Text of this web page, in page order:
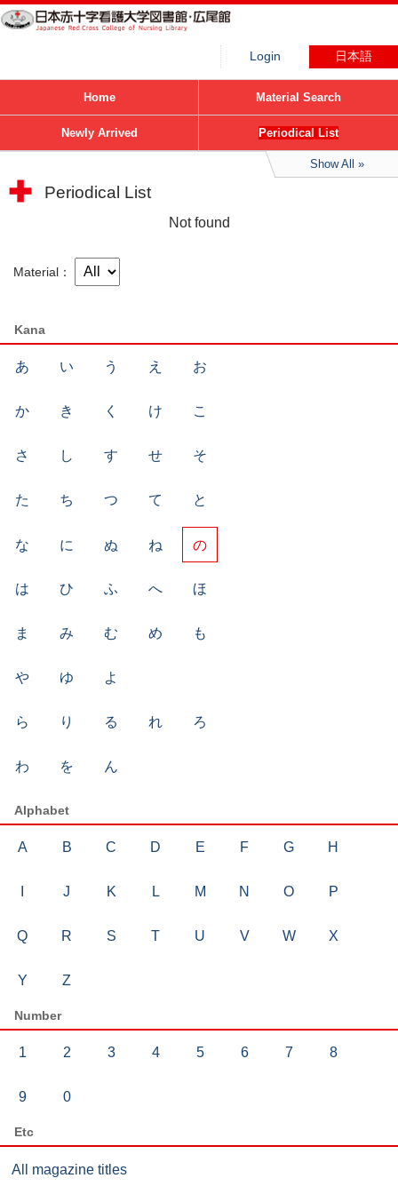
Login 日本語
Home Material Search
Newly Arrived Periodical List
Show All
Periodical List
Not found
Material
Kana
あ い う え お
か き く け こ
さ し す せ そ
た ち つ て と
な に ぬ ね の
は ひ ふ へ ほ
ま み む め も
や ゆ よ
ら り る れ ろ
わ を ん
Alphabet
A B C D E F G H
J K L M N O P
Q R S T U V W X
Y Z
Number
1 2 3 4 5 6 7 8
9 0
Etc
All magazine titles